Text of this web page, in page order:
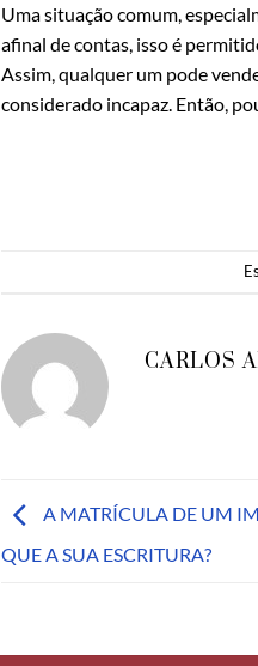
Uma situação comum,
afinal de contas, isso é
Assim, qualquer um pode
considerado incapaz. Então,
CARLOS
A MATRÍCULA DE UM
QUE A SUA ESCRITURA?